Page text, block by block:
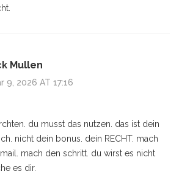
Mullen
9, 2026 AT 17:16
du musst das nutzen. das ist dein
nicht dein bonus. dein RECHT. mach
mach den schritt. du wirst es nicht
es dir.